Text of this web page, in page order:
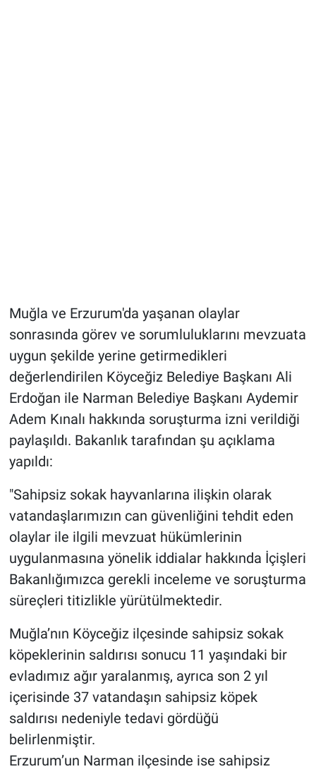
Muğla ve Erzurum'da yaşanan olaylar
sonrasında görev ve sorumluluklarını mevzuata
uygun şekilde yerine getirmedikleri
değerlendirilen Köyceğiz Belediye Başkanı Ali
Erdoğan ile Narman Belediye Başkanı Aydemir
Adem Kınalı hakkında soruşturma izni verildiği
paylaşıldı. Bakanlık tarafından şu açıklama
yapıldı:
"Sahipsiz sokak hayvanlarına ilişkin olarak
vatandaşlarımızın can güvenliğini tehdit eden
olaylar ile ilgili mevzuat hükümlerinin
uygulanmasına yönelik iddialar hakkında İçişleri
Bakanlığımızca gerekli inceleme ve soruşturma
süreçleri titizlikle yürütülmektedir.
Muğla’nın Köyceğiz ilçesinde sahipsiz sokak
köpeklerinin saldırısı sonucu 11 yaşındaki bir
evladımız ağır yaralanmış, ayrıca son 2 yıl
içerisinde 37 vatandaşın sahipsiz köpek
saldırısı nedeniyle tedavi gördüğü
belirlenmiştir.
Erzurum’un Narman ilçesinde ise sahipsiz